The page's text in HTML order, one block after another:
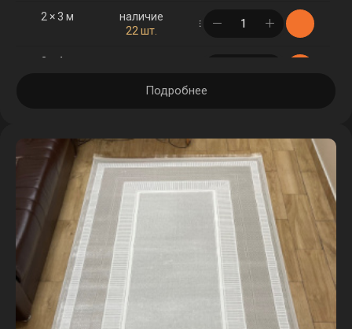
2 × 3 м
наличие
22 шт.
в корзине
2 × 4 м
2,5 × 4 м
наличие
1 шт.
в корзине
3 × 4 м
наличие
2 шт.
Подробнее